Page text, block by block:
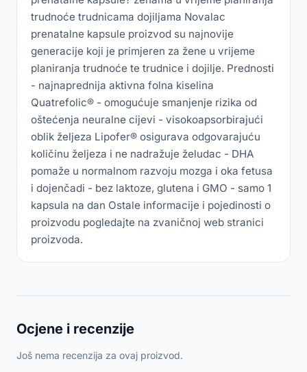
trudnoće trudnicama dojiljama Novalac
prenatalne kapsule proizvod su najnovije
generacije koji je primjeren za žene u vrijeme
planiranja trudnoće te trudnice i dojilje. Prednosti
- najnaprednija aktivna folna kiselina
Quatrefolic® - omogućuje smanjenje rizika od
oštećenja neuralne cijevi - visokoapsorbirajući
oblik željeza Lipofer® osigurava odgovarajuću
količinu željeza i ne nadražuje želudac - DHA
pomaže u normalnom razvoju mozga i oka fetusa
i dojenčadi - bez laktoze, glutena i GMO - samo 1
kapsula na dan Ostale informacije i pojedinosti o
proizvodu pogledajte na zvaničnoj web stranici
proizvoda.
Ocjene i recenzije
Još nema recenzija za ovaj proizvod.